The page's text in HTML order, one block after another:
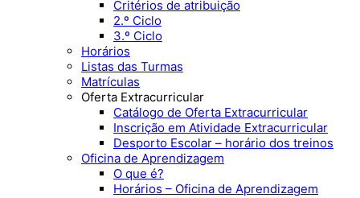
Critérios de atribuição
2.º Ciclo
3.º Ciclo
Horários
Listas das Turmas
Matrículas
Oferta Extracurricular
Catálogo de Oferta Extracurricular
Inscrição em Atividade Extracurricular
Desporto Escolar – horário dos treinos
Oficina de Aprendizagem
O que é?
Horários – Oficina de Aprendizagem